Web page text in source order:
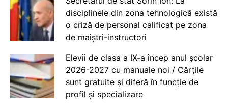
disciplinele din zona tehnologică există
o criză de personal calificat pe zona
de maiștri-instructori
Elevii de clasa a IX-a încep anul școlar
2026-2027 cu manuale noi / Cărțile
sunt gratuite și diferă în funcție de
profil și specializare